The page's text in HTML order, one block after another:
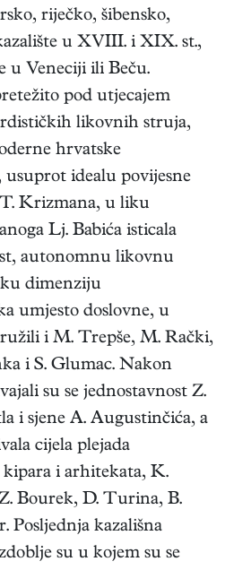
riječko, šibensko,
u XVIII. i XIX. st.,
u Veneciji ili Beču.
pod utjecajem
likovnih struja,
hrvatske
usuprot idealu povijesne
Krizmana, u liku
Lj. Babića isticala
autonomnu likovnu
dimenziju
umjesto doslovne, u
i M. Trepše, M. Rački,
i S. Glumac. Nakon
su se jednostavnost Z.
i sjene A. Augustinčića, a
cijela plejada
i arhitekata, K.
Bourek, D. Turina, B.
Posljednja kazališna
su u kojem su se